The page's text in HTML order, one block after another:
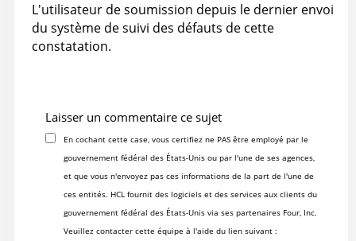
L'utilisateur de soumission depuis le dernier envoi
du système de suivi des défauts de cette
constatation.
Laisser un commentaire ce sujet
En cochant cette case, vous certifiez ne PAS être employé par le
gouvernement fédéral des États-Unis ou par l'une de ses agences,
et que vous n'envoyez pas ces informations de la part de l'une de
ces entités. HCL fournit des logiciels et des services aux clients du
gouvernement fédéral des États-Unis via ses partenaires Four, Inc.
Veuillez contacter cette équipe à l'aide du lien suivant :